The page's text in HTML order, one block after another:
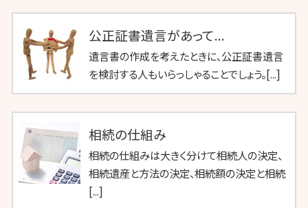
公正証書遺言があって...
遺言書の作成を考えたときに、公正証書遺言
を検討する人もいらっしゃることでしょう。[...]
相続の仕組み
相続の仕組みは大きく分けて相続人の決定、
相続遺産と方法の決定、相続額の決定と相続
[...]